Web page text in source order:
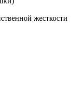
жесткости